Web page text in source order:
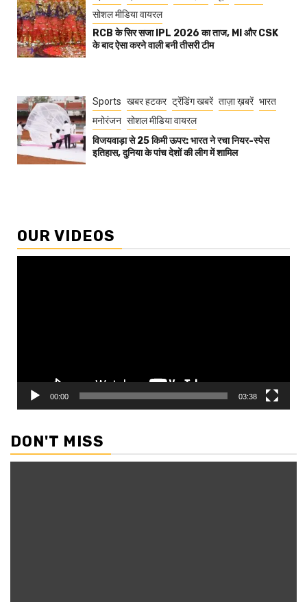
सोशल मीडिया वायरल
RCB के सिर सजा IPL 2026 का ताज, MI और CSK
के बाद ऐसा करने वाली बनी तीसरी टीम
Sports खबर हटकर ट्रेंडिंग खबरें ताज़ा ख़बरें भारत
मनोरंजन सोशल मीडिया वायरल
विजयवाड़ा से 25 किमी ऊपर: भारत ने रचा नियर-स्पेस
इतिहास, दुनिया के पांच देशों की लीग में शामिल
OUR VIDEOS
00:00 03:38
DON'T MISS